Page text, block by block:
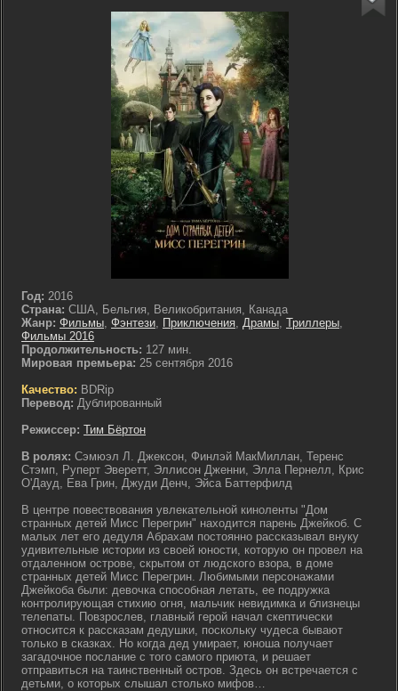
Год: 2016
Страна: США, Бельгия, Великобритания, Канада
Жанр: Фильмы, Фэнтези, Приключения, Драмы, Триллеры,
Фильмы 2016
Продолжительность: 127 мин.
Мировая премьера: 25 сентября 2016
Качество: BDRip
Перевод: Дублированный
Режиссер: Тим Бёртон
В ролях: Сэмюэл Л. Джексон, Финлэй МакМиллан, Теренс
Стэмп, Руперт Эверетт, Эллисон Дженни, Элла Пернелл, Крис
О'Дауд, Ева Грин, Джуди Денч, Эйса Баттерфилд
В центре повествования увлекательной киноленты "Дом
странных детей Мисс Перегрин" находится парень Джейкоб. С
малых лет его дедуля Абрахам постоянно рассказывал внуку
удивительные истории из своей юности, которую он провел на
отдаленном острове, скрытом от людского взора, в доме
странных детей Мисс Перегрин. Любимыми персонажами
Джейкоба были: девочка способная летать, ее подружка
контролирующая стихию огня, мальчик невидимка и близнецы
телепаты. Повзрослев, главный герой начал скептически
относится к рассказам дедушки, поскольку чудеса бывают
только в сказках. Но когда дед умирает, юноша получает
загадочное послание с того самого приюта, и решает
отправиться на таинственный остров. Здесь он встречается с
детьми, о которых слышал столько мифов…